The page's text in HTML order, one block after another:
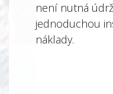
není nutná
jednoduchou
náklady.